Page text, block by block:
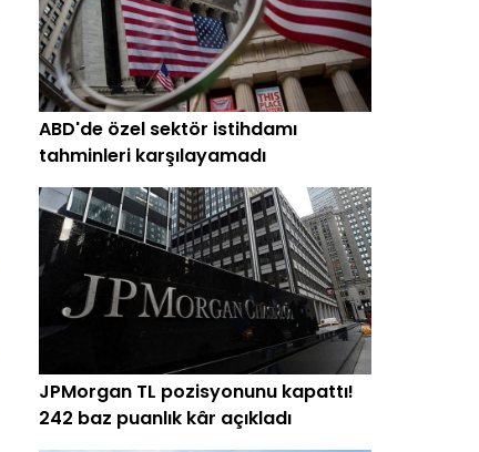
ABD'de özel sektör istihdamı
tahminleri karşılayamadı
JPMorgan TL pozisyonunu kapattı!
242 baz puanlık kâr açıkladı